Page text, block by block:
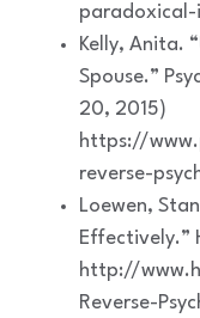
Kelly, Anita.
Spouse.”
20, 2015)
https://
reverse-
Loewen,
Effectively.”
http://
Reverse-